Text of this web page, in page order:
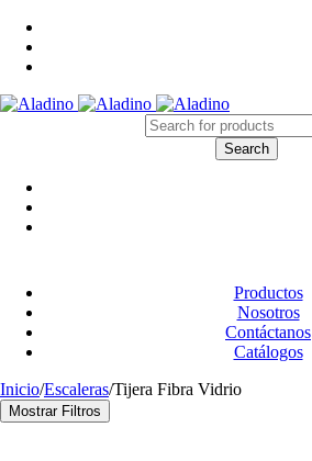
Productos
Nosotros
Contáctanos
Catálogos
Inicio/Escaleras/Tijera Fibra Vidrio
Mostrar Filtros